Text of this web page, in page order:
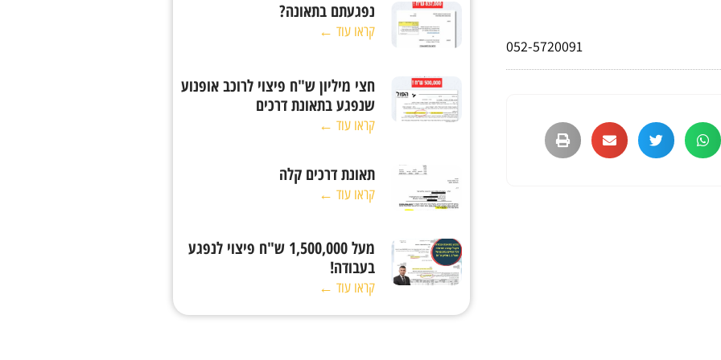
052-5720091
נפגעתם בתאונה?
קראו עוד ←
חצי מיליון ש"ח פיצוי לרוכב אופנוע
שנפגע בתאונת דרכים
קראו עוד ←
תאונת דרכים קלה
קראו עוד ←
מעל 1,500,000 ש"ח פיצוי לנפגע
בעבודה!
קראו עוד ←